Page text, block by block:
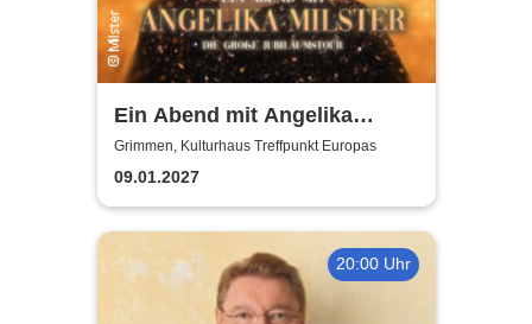
Ein Abend mit Angelika
Milster - Jubiläumstournee
2027
Grimmen, Kulturhaus Treffpunkt Europas
09.01.2027
20:00 Uhr